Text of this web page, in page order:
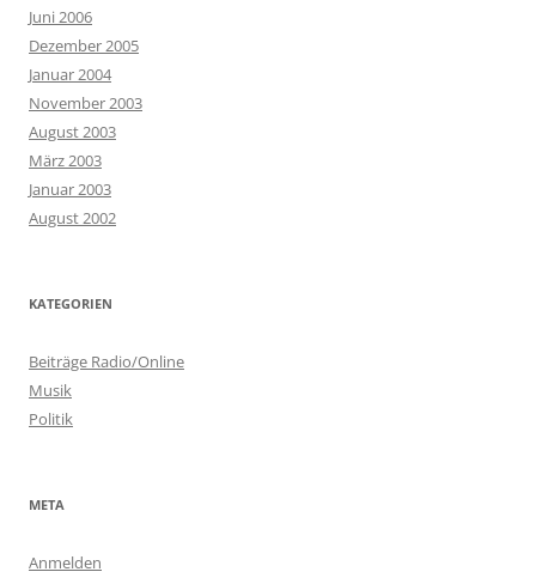
Juni 2006
Dezember 2005
Januar 2004
November 2003
August 2003
März 2003
Januar 2003
August 2002
KATEGORIEN
Beiträge Radio/Online
Musik
Politik
META
Anmelden